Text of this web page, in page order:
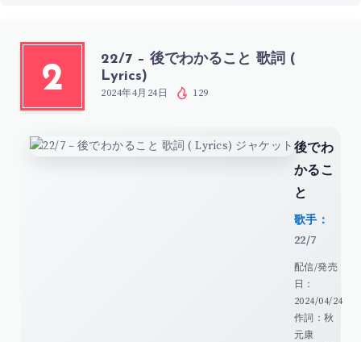
2
22/7 – 後でわかること 歌詞 (
Lyrics)
2024年4月24日 129
後でわ
かるこ
と
歌手：
22/7
配信/発売
日：
2024/04/24
作詞：秋
元康